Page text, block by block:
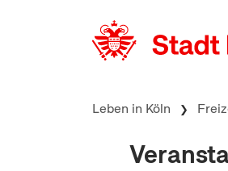
Leben in Köln